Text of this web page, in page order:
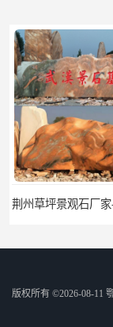
版权所有 ©2026-08-11